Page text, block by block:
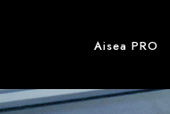
Aisea PRO